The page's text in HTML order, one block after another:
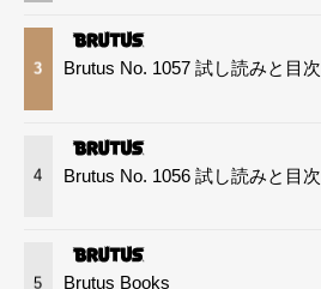
3 Brutus No. 1057 試し読みと目次
4 Brutus No. 1056 試し読みと目次
5 Brutus Books